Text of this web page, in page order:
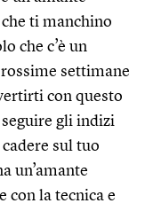
ti manchino
che c’è un
settimane
con questo
gli indizi
sul tuo
un’amante
con la tecnica e